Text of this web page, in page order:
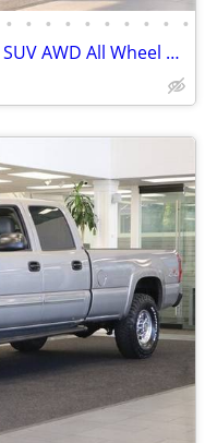
• • • • • • • • • •
2023 Land Rover Defender 110 S SUV AWD All Wheel Drive